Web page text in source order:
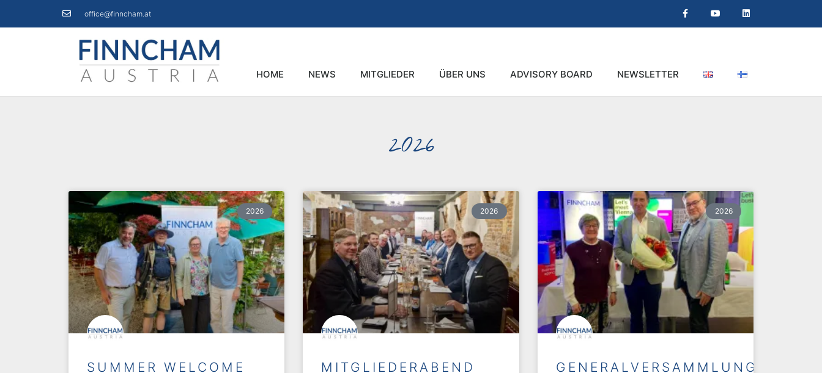
office@finncham.at
HOME NEWS MITGLIEDER ÜBER UNS ADVISORY BOARD NEWSLETTER
2026
2026
SUMMER WELCOME
2026
MITGLIEDERABEND
2026
GENERALVERSAMMLUNG